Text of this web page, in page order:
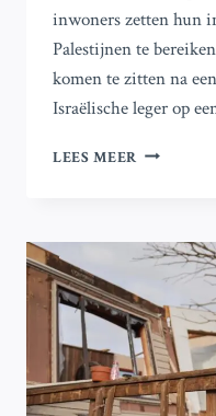
inwoners zetten hun
Palestijnen te
komen te zitten na
Israëlische leger op
LEES MEER FOTO’S:
DOOR
OP
IN
KHAN
YOUNIS,